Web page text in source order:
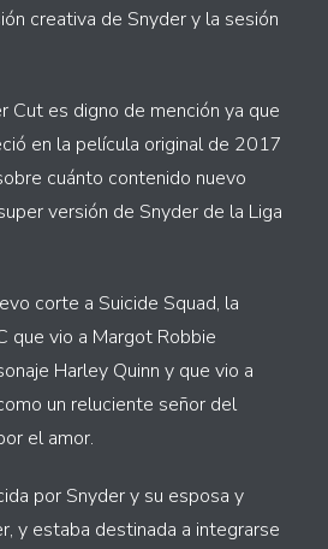
creativa de Snyder y la sesión
Cut es digno de mención ya que
en la película original de 2017
cuánto contenido nuevo
versión de Snyder de la Liga
corte a Suicide Squad, la
que vio a Margot Robbie
Harley Quinn y que vio a
un reluciente señor del
el amor.
por Snyder y su esposa y
y estaba destinada a integrarse